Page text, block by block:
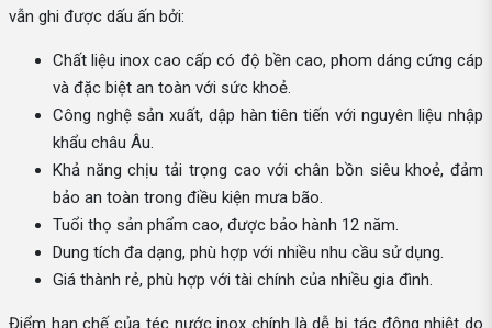
vẫn ghi được dấu ấn bởi:
Chất liệu inox cao cấp có độ bền cao, phom dáng cứng cáp
và đặc biệt an toàn với sức khoẻ.
Công nghệ sản xuất, dập hàn tiên tiến với nguyên liệu nhập
khẩu châu Âu.
Khả năng chịu tải trọng cao với chân bồn siêu khoẻ, đảm
bảo an toàn trong điều kiện mưa bão.
Tuổi thọ sản phẩm cao, được bảo hành 12 năm.
Dung tích đa dạng, phù hợp với nhiều nhu cầu sử dụng.
Giá thành rẻ, phù hợp với tài chính của nhiều gia đình.
Điểm hạn chế của téc nước inox chính là dễ bị tác động nhiệt do